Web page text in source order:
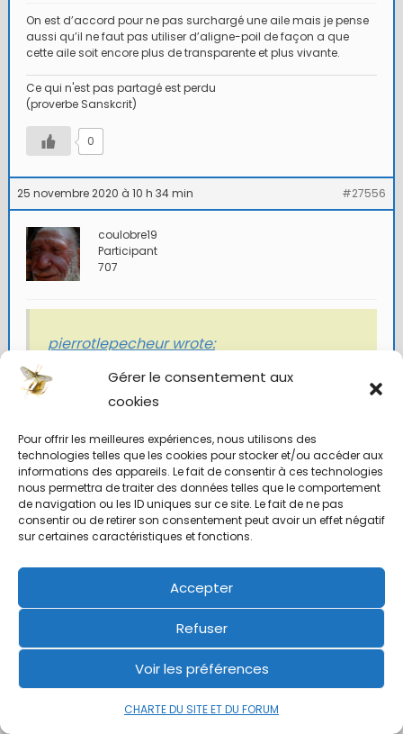
Gérer le consentement aux
cookies
Pour offrir les meilleures expériences, nous utilisons des
technologies telles que les cookies pour stocker et/ou accéder aux
informations des appareils. Le fait de consentir à ces technologies
nous permettra de traiter des données telles que le comportement
de navigation ou les ID uniques sur ce site. Le fait de ne pas
consentir ou de retirer son consentement peut avoir un effet négatif
sur certaines caractéristiques et fonctions.
Accepter
Refuser
Voir les préférences
CHARTE DU SITE ET DU FORUM
On est d’accord pour ne pas surchargé une aile mais je pense
aussi qu’il ne faut pas utiliser d’aligne-poil de façon a que
cette aile soit encore plus de transparente et plus vivante.
Ce qui n'est pas partagé est perdu
(proverbe Sanskcrit)
0
25 novembre 2020 à 10 h 34 min #27556
coulobre19
Participant
707
pierrotlepecheur wrote:
pas facile de se limiter à 3/4 cerques et 2/3
tours de hackle
Pas facile en effet, même si je sais et parfois prêche que la
lumière doit traverser l’ensemble pour le rendre plus vivant, je ne
peux pas résister au tour de trop.
Bon… j’ai trouvé une raison pour refaire toutes mes boîtes cet
hiver.
administrateur